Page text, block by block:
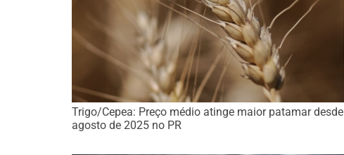
Trigo/Cepea: Preço médio atinge maior patamar desde
agosto de 2025 no PR